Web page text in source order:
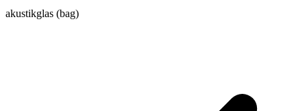
akustikglas (bag)